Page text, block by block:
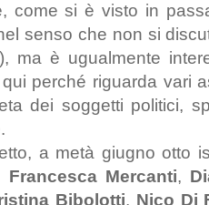
come si è visto in
senso che non si
ma è ugualmente
perché riguarda vari
dei soggetti politici,
a metà giugno otto
Francesca Mercanti,
Bibolotti, Nico Di